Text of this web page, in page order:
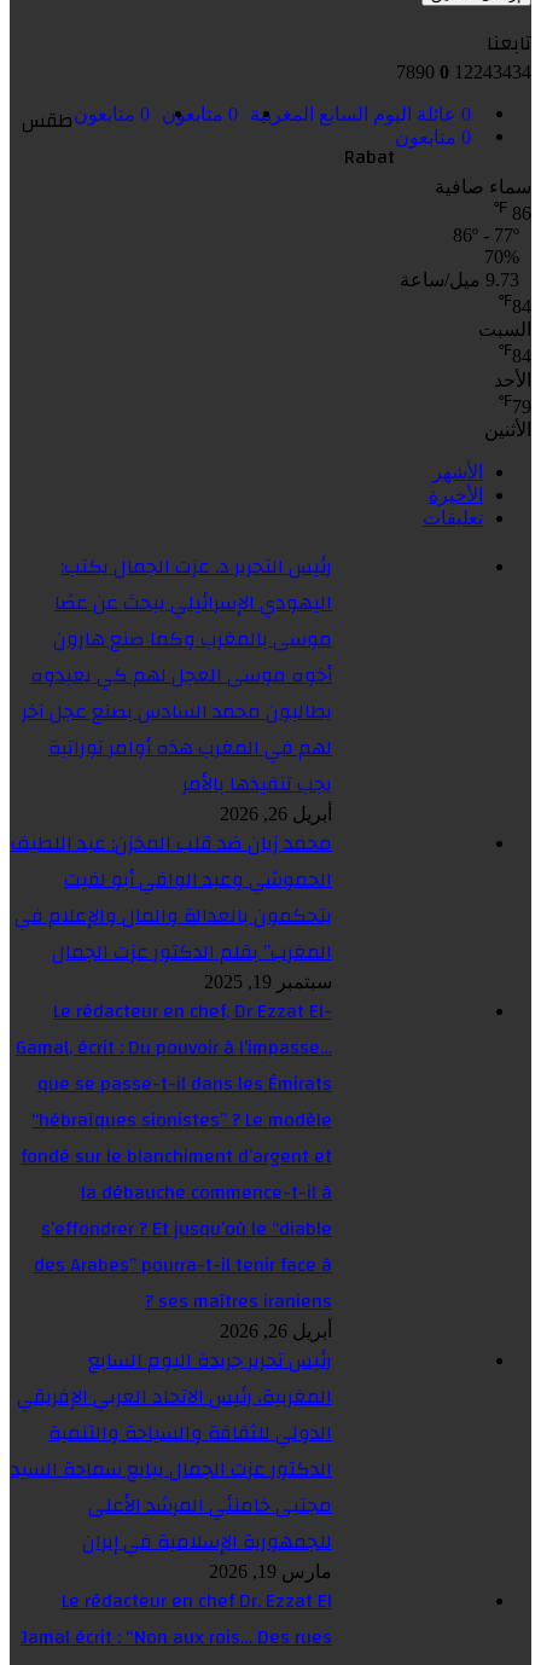
تابعنا
12243434
0
0 عائلة اليوم السابع المغربية 0 متابعون 0 متابعون
0 متابعون
طقس
Rabat
سماء صافية
86
℉
86º - 77º
70%
9.73 ميل/ساعة
84
℉
السبت
84
℉
الأحد
79
℉
الأثنين
الأشهر
الأخيرة
تعليقات
رئيس التحرير د. عزت الجمال يكتب:
اليهودي الإسرائيلي يبحث عن عصًا
موسى بالمغرب وكما صنع هارون
أخوه موسى العجل لهم كي يعبدوه
يطالبون محمد السادس بصنع عجل آخر
لهم في المغرب هذه أوامر توراتية
يجب تنفيذها بالأمر
أبريل 26, 2026
محمد زيان ضد قلب المخزن: عبد اللطيف
الحموشي وعبد الوافي أبو لفيت
يتحكمون بالعدالة والمال والإعلام في
المغرب” بقلم الدكتور عزت الجمال
سبتمبر 19, 2025
Le rédacteur en chef, Dr Ezzat El-
Gamal, écrit : Du pouvoir à l’impasse…
que se passe-t-il dans les Émirats
“hébraïques sionistes” ? Le modèle
fondé sur le blanchiment d’argent et
la débauche commence-t-il à
s’effondrer ? Et jusqu’où le “diable
des Arabes” pourra-t-il tenir face à
ses maîtres iraniens ?
أبريل 26, 2026
رئيس تحرير جريدة اليوم السابع
المغربية، رئيس الاتحاد العربي الإفريقي
الدولي للثقافة والسياحة والتنمية
الدكتور عزت الجمال يبايع سماحة السيد
مجتبى خامنئي المرشد الأعلى
للجمهورية الإسلامية في إيران
مارس 19, 2026
Le rédacteur en chef Dr. Ezzat El
Jamal écrit : “Non aux rois… Des rues